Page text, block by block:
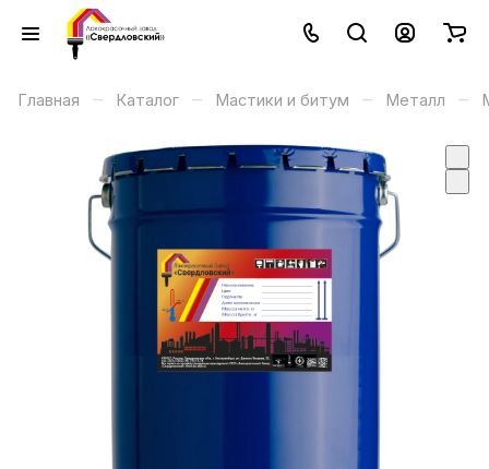
Главная – Каталог – Мастики и битум – Металл –